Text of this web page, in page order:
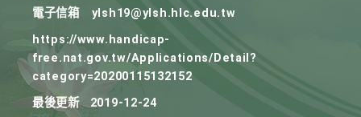
電子信箱
ylsh19@ylsh.hlc.edu.tw
https://www.handicap-
free.nat.gov.tw/Applications/Detail?
category=20200115132152
最後更新
2019-12-24